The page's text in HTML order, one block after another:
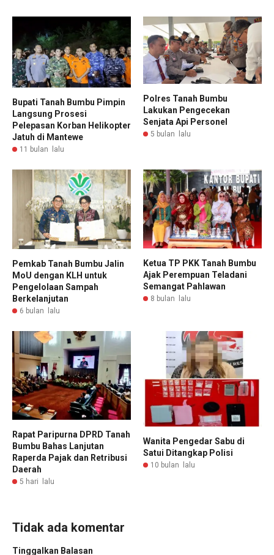
Bupati Tanah Bumbu Pimpin
Langsung Prosesi
Pelepasan Korban Helikopter
Jatuh di Mantewe
11 bulan lalu
Polres Tanah Bumbu
Lakukan Pengecekan
Senjata Api Personel
5 bulan lalu
Pemkab Tanah Bumbu Jalin
MoU dengan KLH untuk
Pengelolaan Sampah
Berkelanjutan
6 bulan lalu
Ketua TP PKK Tanah Bumbu
Ajak Perempuan Teladani
Semangat Pahlawan
8 bulan lalu
Rapat Paripurna DPRD Tanah
Bumbu Bahas Lanjutan
Raperda Pajak dan Retribusi
Daerah
5 hari lalu
Wanita Pengedar Sabu di
Satui Ditangkap Polisi
10 bulan lalu
Tidak ada komentar
Tinggalkan Balasan